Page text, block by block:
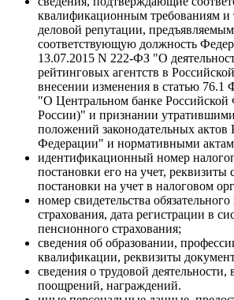
квалификационным требованиям и
деловой репутации,
соответствующую должность
13.07.2015 N 222-ФЗ "О
рейтинговых агентств в
внесении изменения в статью 76.1
"О Центральном банке Российской
России)" и признании
положений законодательных актов
Федерации" и нормативными
идентификационный номер
постановки его на учет, реквизиты
постановки на учет в налоговом
номер свидетельства
страхования, дата регистрации в
пенсионного страхования;
сведения об образовании,
квалификации, реквизиты
сведения о трудовой
поощрений, награждений.